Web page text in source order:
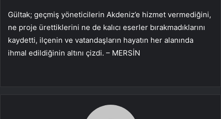
Gültak; geçmiş yöneticilerin Akdeniz’e hizmet vermediğini,
ne proje ürettiklerini ne de kalıcı eserler bırakmadıklarını
kaydetti, ilçenin ve vatandaşların hayatın her alanında
ihmal edildiğinin altını çizdi. – MERSİN